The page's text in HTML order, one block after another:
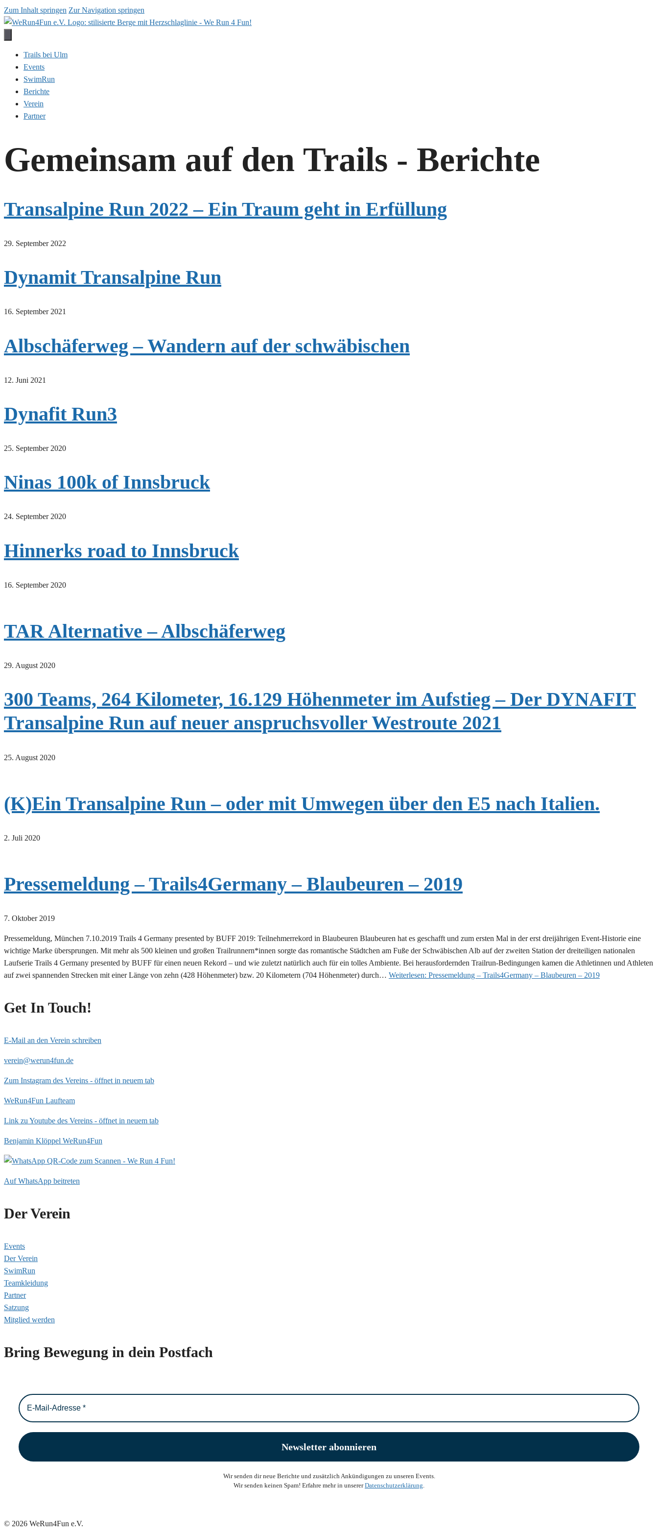
Zum Inhalt springen Zur Navigation springen
Zum
Trails bei Ulm
Events
SwimRun
Berichte
Verein
Partner
Gemeinsam auf den Trails - Berichte
Transalpine Run 2022 – Ein Traum geht in Erfüllung
29. September 2022
Dynamit Transalpine Run
16. September 2021
Albschäferweg – Wandern auf der schwäbischen
12. Juni 2021
Dynafit Run3
25. September 2020
Ninas 100k of Innsbruck
24. September 2020
Hinnerks road to Innsbruck
16. September 2020
TAR Alternative – Albschäferweg
29. August 2020
300 Teams, 264 Kilometer, 16.129 Höhenmeter im Aufstieg – Der DYNAFIT
Transalpine Run auf neuer anspruchsvoller Westroute 2021
25. August 2020
(K)Ein Transalpine Run – oder mit Umwegen über den E5 nach Italien.
2. Juli 2020
Pressemeldung – Trails4Germany – Blaubeuren – 2019
7. Oktober 2019
Pressemeldung, München 7.10.2019 Trails 4 Germany presented by BUFF 2019: Teilnehmerrekord in Blaubeuren Blaubeuren hat es geschafft und zum ersten Mal in der erst dreijährigen Event-Historie eine
wichtige Marke übersprungen. Mit mehr als 500 kleinen und großen Trailrunnern*innen sorgte das romantische Städtchen am Fuße der Schwäbischen Alb auf der zweiten Station der dreiteiligen nationalen
Laufserie Trails 4 Germany presented by BUFF für einen neuen Rekord – und wie zuletzt natürlich auch für ein tolles Ambiente. Bei herausfordernden Trailrun-Bedingungen kamen die Athletinnen und Athleten
auf zwei spannenden Strecken mit einer Länge von zehn (428 Höhenmeter) bzw. 20 Kilometern (704 Höhenmeter) durch… Weiterlesen: Pressemeldung – Trails4Germany – Blaubeuren – 2019
Get In Touch!
E-Mail an den Verein schreiben
verein@werun4fun.de
Zum Instagram des Vereins - öffnet in neuem tab
WeRun4Fun Laufteam
Link zu Youtube des Vereins - öffnet in neuem tab
Benjamin Klöppel WeRun4Fun
Auf WhatsApp beitreten
Der Verein
Events
Der Verein
SwimRun
Teamkleidung
Partner
Satzung
Mitglied werden
Bring Bewegung in dein Postfach
Wir senden dir neue Berichte und zusätzlich Ankündigungen zu unseren Events.
Wir senden keinen Spam! Erfahre mehr in unsererDatenschutzerklärung.
© 2026 WeRun4Fun e.V.